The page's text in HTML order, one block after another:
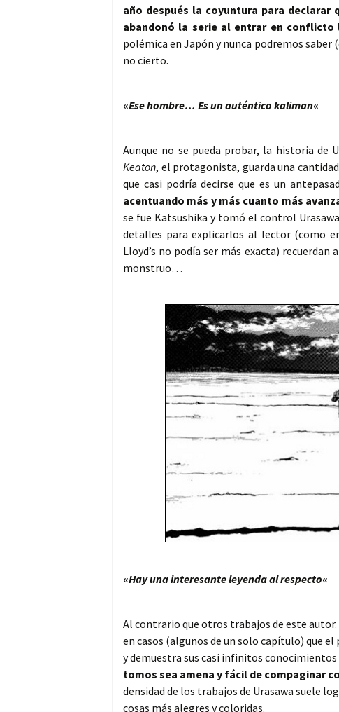
año después la coyuntura para
abandonó la serie al entrar en
polémica en Japón y nunca podremos
no cierto.
«Ese hombre… Es un auténtico kaliman«
Aunque no se pueda probar, la historia de
Keaton, el protagonista, guarda una
que casi podría decirse que es un
acentuando más y más cuanto más
se fue Katsushika y tomó el control
detalles para explicarlos al lector (como
Lloyd’s no podía ser más exacta)
monstruo…
«Hay una interesante leyenda al respecto«
Al contrario que otros trabajos de este autor.
en casos (algunos de un solo capítulo) que
y demuestra sus casi infinitos conocimientos
tomos sea amena y fácil de compaginar
densidad de los trabajos de Urasawa suele
cosas más alegres y coloridas.